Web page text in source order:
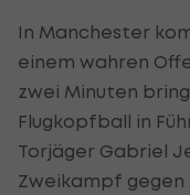
In Manchester
einem wahren
zwei Minuten
Flugkopfball in
Torjäger Gabriel
Zweikampf gegen